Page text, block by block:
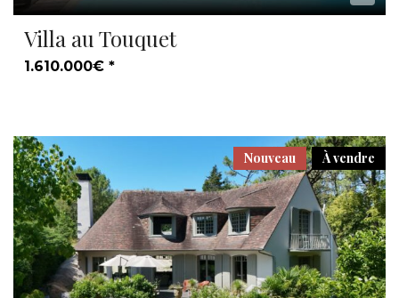
Villa au Touquet
1.610.000€ *
À vendre
Nouveau